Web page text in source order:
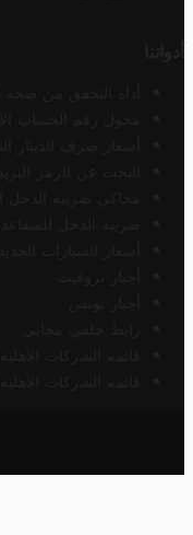
أدواتنا
أداة التحقق من صحة
محول رقم الحساب
أسعار صرف الدينار
البحث عن الرمز
محاكي ضريبة الدخل
ضريبة الدخل
أسعار السيارات
أخبار تروفيت
أخبار تونس
رابط خلفي مجاني
قائمة الشركات
قائمة الشركات